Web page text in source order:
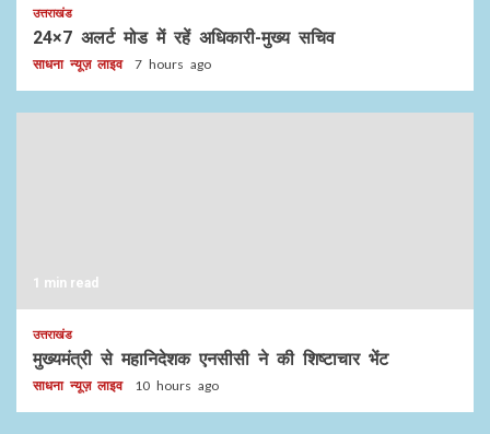
उत्तराखंड
24×7 अलर्ट मोड में रहें अधिकारी-मुख्य सचिव
साधना न्यूज़ लाइव 7 hours ago
1 min read
उत्तराखंड
मुख्यमंत्री से महानिदेशक एनसीसी ने की शिष्टाचार भेंट
साधना न्यूज़ लाइव 10 hours ago